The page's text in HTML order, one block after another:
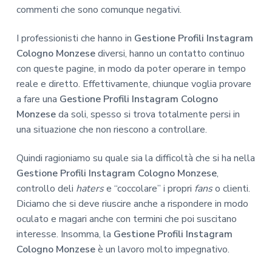
commenti che sono comunque negativi.
I professionisti che hanno in Gestione Profili Instagram
Cologno Monzesediversi, hanno un contatto continuo
con queste pagine, in modo da poter operare in tempo
reale e diretto. Effettivamente, chiunque voglia provare
a fare una Gestione Profili Instagram Cologno
Monzeseda soli, spesso si trova totalmente persi in
una situazione che non riescono a controllare.
Quindi ragioniamo su quale sia la difficoltà che si ha nella
Gestione Profili Instagram Cologno Monzese,
controllo deli haterse “coccolare” i propri fanso clienti.
Diciamo che si deve riuscire anche a rispondere in modo
oculato e magari anche con termini che poi suscitano
interesse. Insomma, la Gestione Profili Instagram
Cologno Monzeseè un lavoro molto impegnativo.